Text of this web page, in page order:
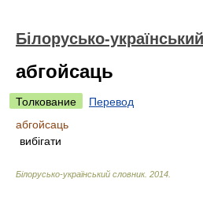
Білорусько-
абгойсаць
Толкование
Перевод
абгойсаць
вибігати
Білорусько-український словник. 2014